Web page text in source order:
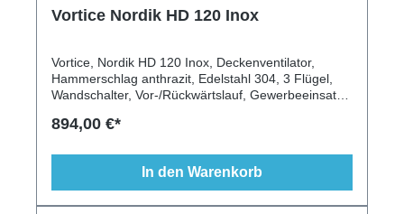
Vortice Nordik HD 120 Inox
Vortice, Nordik HD 120 Inox, Deckenventilator,
Hammerschlag anthrazit, Edelstahl 304, 3 Flügel,
Wandschalter, Vor-/Rückwärtslauf, Gewerbeeinsatz,
Schutzklasse I, IP55
894,00 €*
In den Warenkorb